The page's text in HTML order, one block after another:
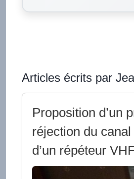
Articles écrits par
Proposition d’un
réjection du
d’un répéteur